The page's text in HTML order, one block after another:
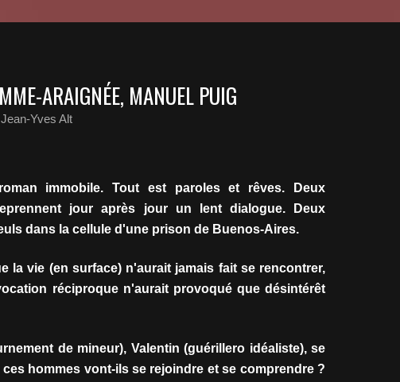
ARAIGNÉE, MANUEL PUIG
Yves Alt
immobile. Tout est paroles et rêves. Deux
jour après jour un lent dialogue. Deux
dans la cellule d'une prison de Buenos-Aires.
la vie (en surface) n'aurait jamais fait se rencontrer,
réciproque n'aurait provoqué que désintérêt
de mineur), Valentin (guérillero idéaliste), se
hommes vont-ils se rejoindre et se comprendre ?